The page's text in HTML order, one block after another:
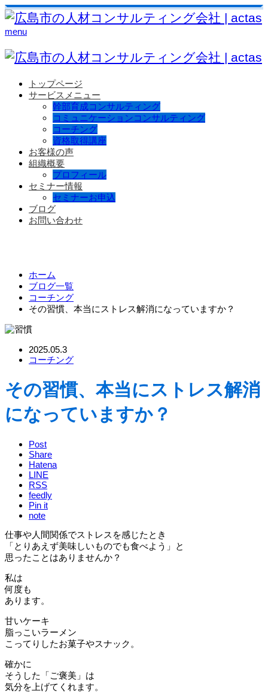
menu
トップページ
サービスメニュー
幹部育成コンサルティング
コミュニケーションコンサルティング
コーチング
資格取得講座
お客様の声
組織概要
プロフィール
セミナー情報
セミナーお申込
ブログ
お問い合わせ
ホーム
ブログ一覧
コーチング
その習慣、本当にストレス解消になっていますか？
2025.05.3
コーチング
その習慣、本当にストレス解消
になっていますか？
Post
Share
Hatena
LINE
RSS
feedly
Pin it
note
仕事や人間関係でストレスを感じたとき
「とりあえず美味しいものでも食べよう」と
思ったことはありませんか？
私は
何度も
あります。
甘いケーキ
脂っこいラーメン
こってりしたお菓子やスナック。
確かに
そうした「ご褒美」は
気分を上げてくれます。